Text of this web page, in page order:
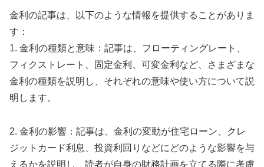
金利の記事は、以下のような情報を提供することがありま
す：
1. 金利の種類と意味：記事は、フローティングレート、
フィクストレート、固定金利、可変金利など、さまざまな
金利の種類を説明し、それぞれの意味や使い方について説
明します。
2. 金利の影響：記事は、金利の変動が住宅ローン、クレ
ジットカード利息、投資利回りなどにどのような影響を与
えるかを説明し、読者が自身の財務計画を立てる際に考慮